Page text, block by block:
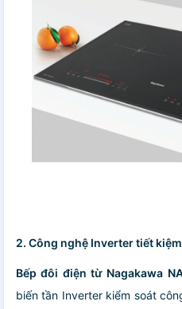
2. Công nghệ Inverter tiết
Bếp đôi điện từ Nagakawa
biến tần Inverter kiểm soát